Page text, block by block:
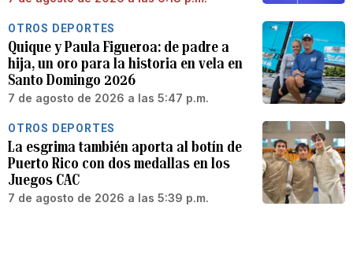
OTROS DEPORTES
Quique y Paula Figueroa: de padre a
hija, un oro para la historia en vela en
Santo Domingo 2026
7 de agosto de 2026 a las 5:47 p.m.
OTROS DEPORTES
La esgrima también aporta al botín de
Puerto Rico con dos medallas en los
Juegos CAC
7 de agosto de 2026 a las 5:39 p.m.